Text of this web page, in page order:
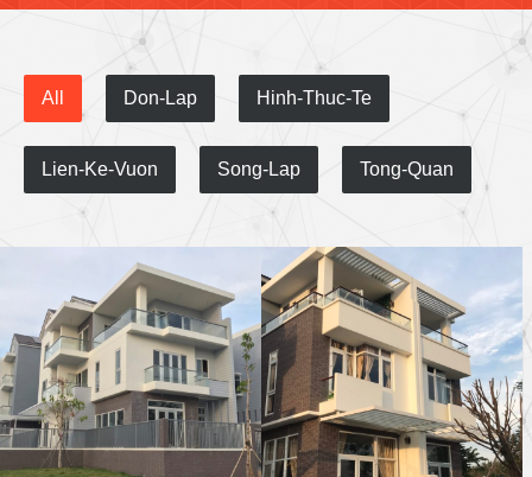
All Don-Lap Hinh-Thuc-Te
Lien-Ke-Vuon Song-Lap Tong-Quan